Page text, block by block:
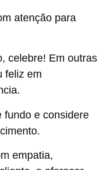
atenção para
celebre! Em outras
feliz em
fundo e considere
empatia,